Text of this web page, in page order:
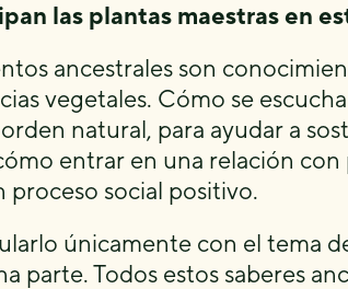
las plantas maestras en
ancestrales son
vegetales. Cómo se
natural, para ayudar a
entrar en una relación con
proceso social positivo.
únicamente con el tema
parte. Todos estos saberes